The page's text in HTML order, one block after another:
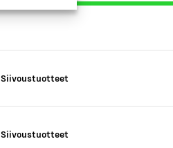
Siivoustuotteet
Siivoustuotteet